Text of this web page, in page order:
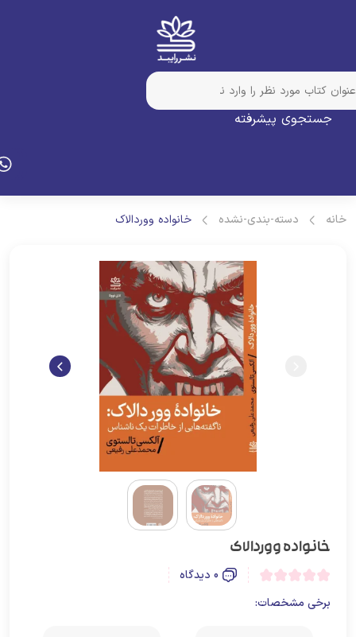
جستجوی پیشرفته
دسته-بندی-نشده خانواده ووردالاک
خانواده ووردالاک
0 دیدگاه
برخی مشخصات: